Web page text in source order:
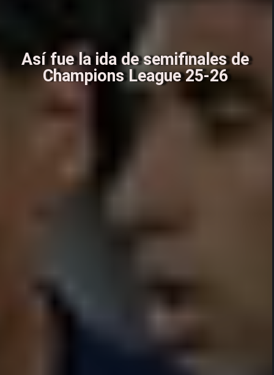
Así fue la ida de semifinales de
Champions League 25-26